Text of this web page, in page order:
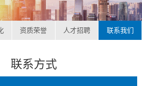
资质荣誉 人才招聘 联系我们
联系方式